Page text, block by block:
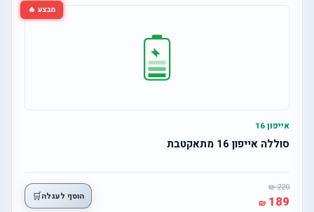
מבצע 🔥
אייפון 16
סוללה אייפון 16 מתאקטבת
220
189 הוסף לעגלה🛒